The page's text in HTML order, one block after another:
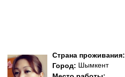
Страна проживания:
Город: Шымкент